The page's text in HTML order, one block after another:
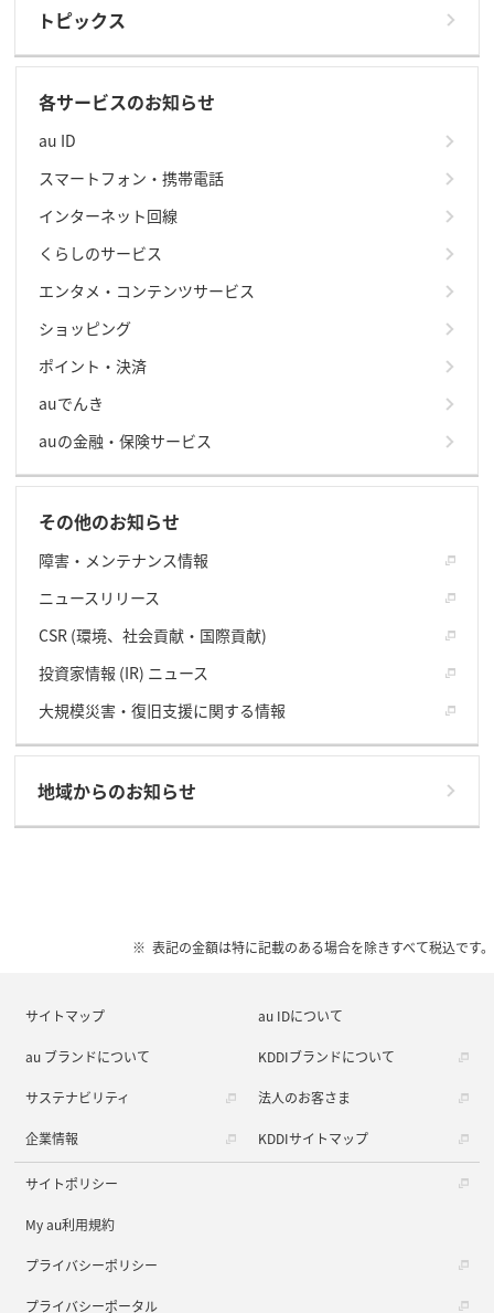
トピックス
各サービスのお知らせ
au ID
スマートフォン・携帯電話
インターネット回線
くらしのサービス
エンタメ・コンテンツサービス
ショッピング
ポイント・決済
auでんき
auの金融・保険サービス
その他のお知らせ
障害・メンテナンス情報
ニュースリリース
CSR (環境、社会貢献・国際貢献)
投資家情報 (IR) ニュース
大規模災害・復旧支援に関する情報
地域からのお知らせ
表記の金額は特に記載のある場合を除きすべて税込です。
サイトマップ au IDについて
au ブランドについて KDDIブランドについて
サステナビリティ 法人のお客さま
企業情報 KDDIサイトマップ
サイトポリシー
My au利用規約
プライバシーポリシー
プライバシーポータル